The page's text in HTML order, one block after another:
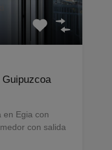
en Egia con
con salida